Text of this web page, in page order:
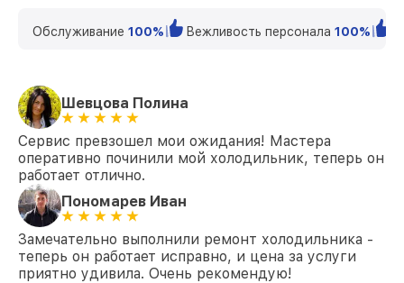
Обслуживание 100% Вежливость персонала 100%
Шевцова Полина
Сервис превзошел мои ожидания! Мастера
оперативно починили мой холодильник, теперь он
работает отлично.
Пономарев Иван
Замечательно выполнили ремонт холодильника -
теперь он работает исправно, и цена за услуги
приятно удивила. Очень рекомендую!